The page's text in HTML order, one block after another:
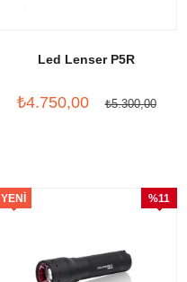
Led Lenser P5R
₺4.750,00 ₺5.300,00
%11
YENI